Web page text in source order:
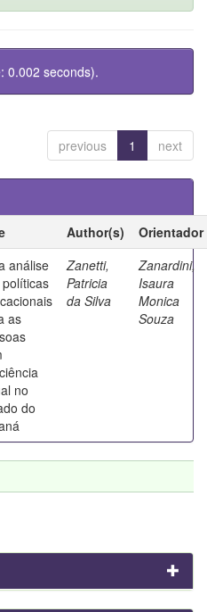
0.002 seconds).
previous 1 next
Author(s)
Orientador
análise
as
no
do
Zanetti,
Patricia
da Silva
Zanardini,
Isaura
Monica
Souza